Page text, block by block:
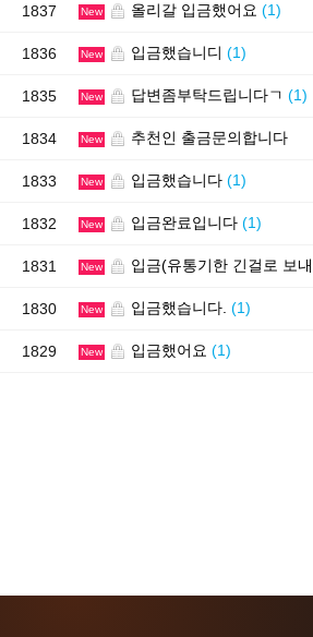
1837 New 올리갈 입금했어요 (1)
1836 New 입금했습니디 (1)
1835 New 답변좀부탁드립니다ㄱ (1)
1834 New 추천인 출금문의합니다
1833 New 입금했습니다 (1)
1832 New 입금완료입니다 (1)
1831 New 입금(유통기한 긴걸로 보
1830 New 입금했습니다. (1)
1829 New 입금했어요 (1)